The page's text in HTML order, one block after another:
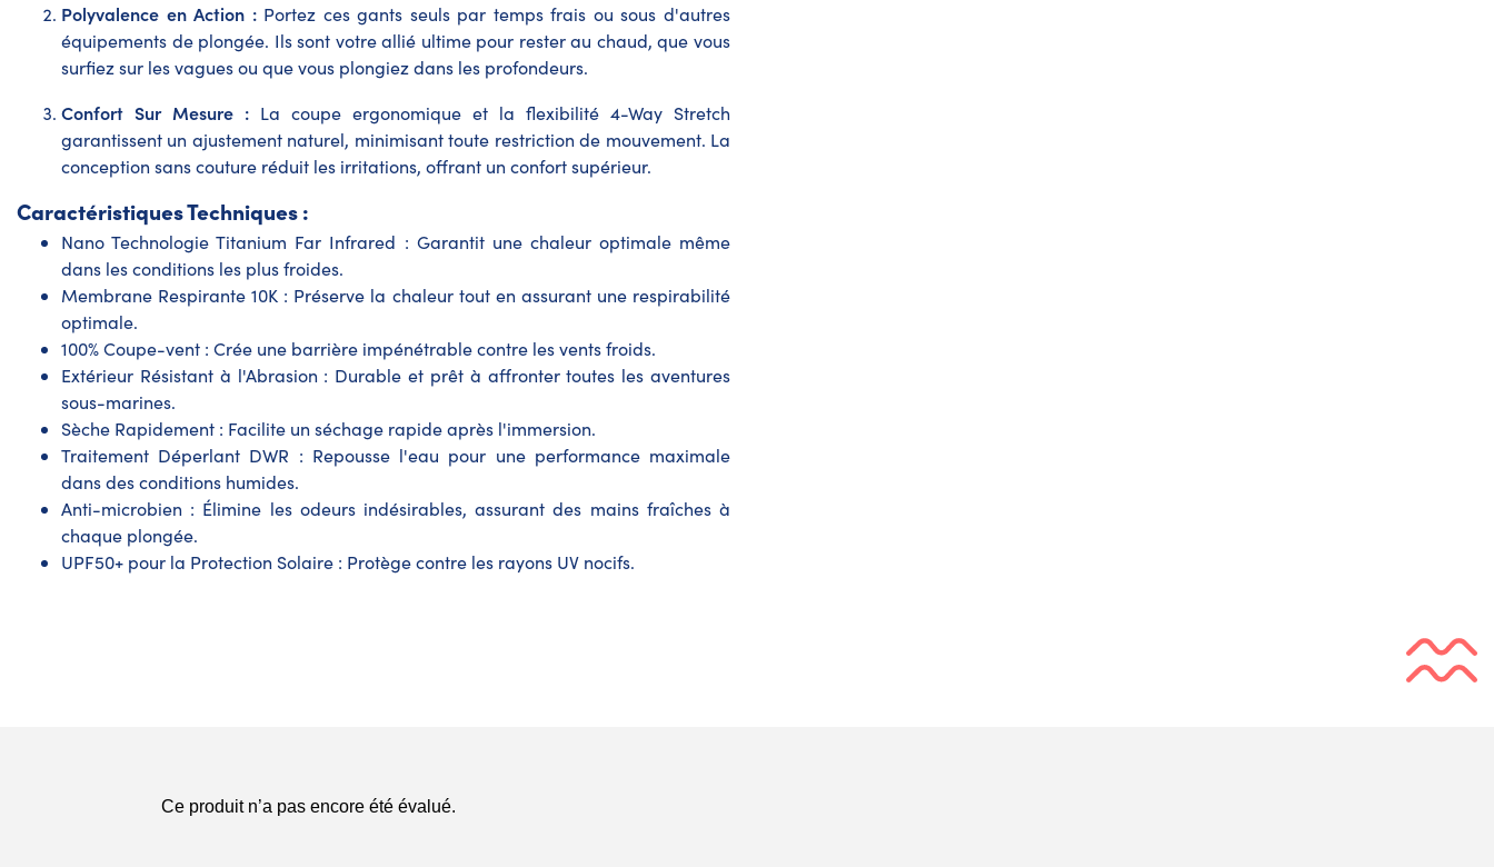
Polyvalence en Action :Portez ces gants seuls par temps frais ou sous d'autres
équipements de plongée. Ils sont votre allié ultime pour rester au chaud, que vous
surfiez sur les vagues ou que vous plongiez dans les profondeurs.
Confort Sur Mesure : La coupe ergonomique et la flexibilité 4-Way Stretch
garantissent un ajustement naturel, minimisant toute restriction de mouvement. La
conception sans couture réduit les irritations, offrant un confort supérieur.
Caractéristiques Techniques :
Nano Technologie Titanium Far Infrared : Garantit une chaleur optimale même
dans les conditions les plus froides.
Membrane Respirante 10K : Préserve la chaleur tout en assurant une respirabilité
optimale.
100% Coupe-vent : Crée une barrière impénétrable contre les vents froids.
Extérieur Résistant à l'Abrasion : Durable et prêt à affronter toutes les aventures
sous-marines.
Sèche Rapidement : Facilite un séchage rapide après l'immersion.
Traitement Déperlant DWR : Repousse l'eau pour une performance maximale
dans des conditions humides.
Anti-microbien : Élimine les odeurs indésirables, assurant des mains fraîches à
chaque plongée.
UPF50+ pour la Protection Solaire : Protège contre les rayons UV nocifs.